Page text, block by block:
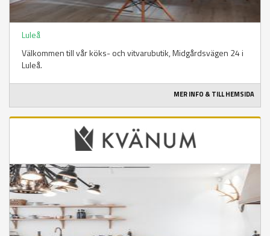
Luleå
Välkommen till vår köks- och vitvarubutik, Midgårdsvägen 24 i
Luleå.
MER INFO & TILL HEMSIDA